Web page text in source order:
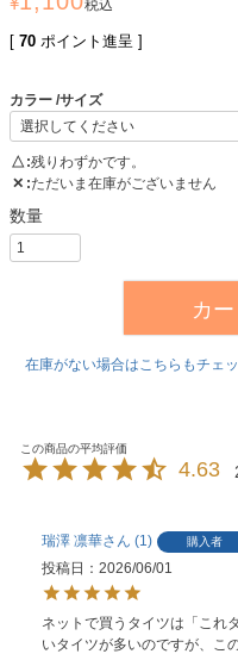
税込
[ 70 ポイント進呈 ]
カラー サイズ
△ 残りわずかです。
✕ ただいま在庫がございません
カ
在庫がない場合はこちらもチェ
4.63
瑞澤 凛華 1 購入者
投稿日
2026/06/01
ネットで買うタイツは「これ
いタイツが多いのですが、こ